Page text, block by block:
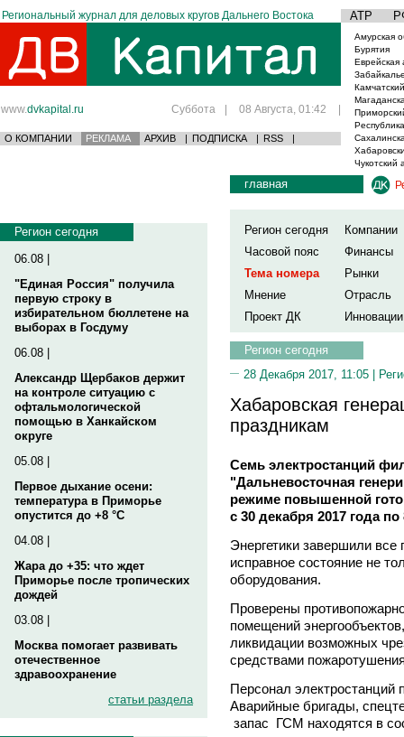
Региональный журнал для деловых кругов Дальнего Востока АТР
www.dvkapital.ru Суббота | 08 Августа, 01:42 |
О КОМПАНИИ РЕКЛАМА АРХИВ | ПОДПИСКА | RSS |
Амурская
Бурятия
Еврейская
Чукотский
Регион сегодня
06.08 |
"Единая Россия" получила
первую строку в
избирательном бюллетене на
выборах в Госдуму
06.08 |
Александр Щербаков держит
на контроле ситуацию с
офтальмологической
помощью в Ханкайском
округе
05.08 |
Первое дыхание осени:
температура в Приморье
опустится до +8 °C
04.08 |
Жара до +35: что ждет
Приморье после тропических
дождей
03.08 |
Москва помогает развивать
отечественное
здравоохранение
статьи раздела
главная
Регион сегодня
Компании
Часовой пояс
Финансы
Тема номера
Рынки
Мнение
Отрасль
Проект ДК
Инновации
Регион сегодня
28 Декабря 2017, 11:05 |
Хабаровская
праздникам
Семь электростанций
"Дальневосточная
режиме повышенной
с 30 декабря 2017 года
Энергетики завершили
исправное состояние не
оборудования.
Проверены
помещений
ликвидации возможных
средствами
Персонал электростанций
Аварийные бригады,
запас ГСМ находятся в